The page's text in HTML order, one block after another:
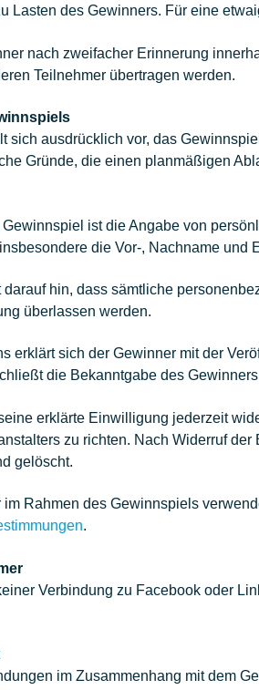
Lasten des Gewinners. Für eine
nach zweifacher Erinnerung
Teilnehmer übertragen werden.
sich ausdrücklich vor, das
Gründe, die einen planmäßigen
ist die Angabe von
die Vor-, Nachname und
darauf hin, dass sämtliche
überlassen werden.
erklärt sich der Gewinner mit der
die Bekanntgabe des
erklärte Einwilligung jederzeit
zu richten. Nach Widerruf
gelöscht.
im Rahmen des Gewinnspiels
.
Verbindung zu Facebook oder
im Zusammenhang mit dem